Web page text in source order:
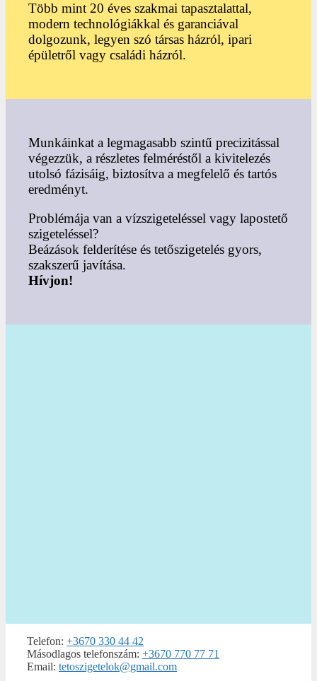
Több mint 20 éves szakmai tapasztalattal,
modern technológiákkal és garanciával
dolgozunk, legyen szó társas házról, ipari
épületről vagy családi házról.
Munkáinkat a legmagasabb szintű precizitással
végezzük, a részletes felméréstől a kivitelezés
utolsó fázisáig, biztosítva a megfelelő és tartós
eredményt.
Problémája van a vízszigeteléssel vagy lapostető
szigeteléssel?
Beázások felderítése és tetőszigetelés gyors,
szakszerű javítása.
Hívjon!
Telefon: +3670 330 44 42
Másodlagos telefonszám: +3670 770 77 71
Email: tetoszigetelok@gmail.com